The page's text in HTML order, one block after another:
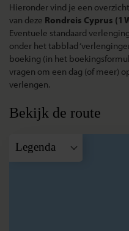
Hieronder vind je een
van deze Rondreis Cyprus (1
Eventuele standaard
onder het tabblad
boeking (in het
vragen om een dag (of meer)
verlengen.
Bekijk de route
Legenda